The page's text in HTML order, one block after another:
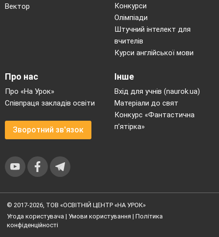
Вектор
Конкурси
Олімпіади
Штучний інтелект для
вчителів
Курси англійської мови
Про нас
Про «На Урок»
Співпраця закладів освіти
Зворотний зв'язок
Інше
Вхід для учнів (naurok.ua)
Матеріали до свят
Конкурс «Фантастична
п’ятірка»
© 2017-2026, ТОВ «ОСВІТНІЙ ЦЕНТР «НА УРОК»
Угода користувача | Умови користування | Політика
конфіденційності